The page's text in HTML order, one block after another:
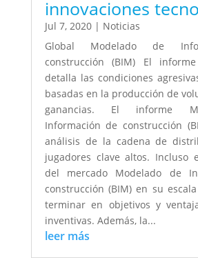
innovaciones
Jul 7, 2020| Noticias
Global Modelado de
construcción (BIM) El
detalla las condiciones
basadas en la producción de
ganancias. El informe
Información de construcción
análisis de la cadena de
jugadores clave altos. Incluso
del mercado Modelado de
construcción (BIM) en su
terminar en objetivos y
inventivas. Además, la...
leer más